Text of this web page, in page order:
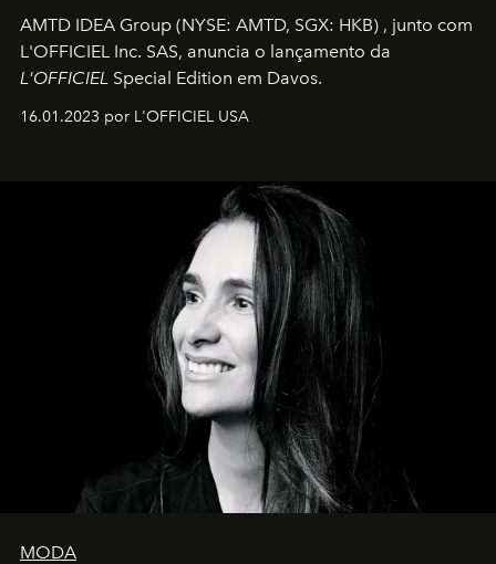
AMTD IDEA Group (NYSE: AMTD, SGX: HKB) , junto com
L'OFFICIEL Inc. SAS, anuncia o lançamento da
L'OFFICIEL Special Edition em Davos.
16.01.2023 por L'OFFICIEL USA
MODA